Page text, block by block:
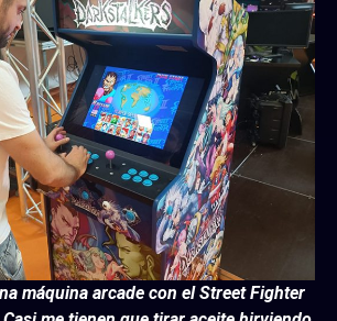
máquina arcade con el Street Fighter